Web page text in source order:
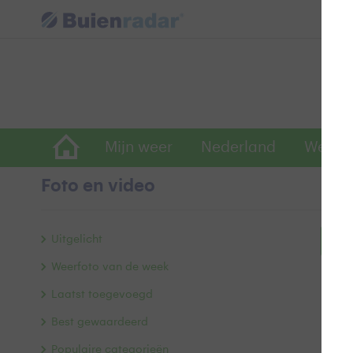
Mijn weer Nederland
Foto en video
Uitgelicht
Weerfoto van de week
Laatst toegevoegd
Best gewaardeerd
Populaire categorieën